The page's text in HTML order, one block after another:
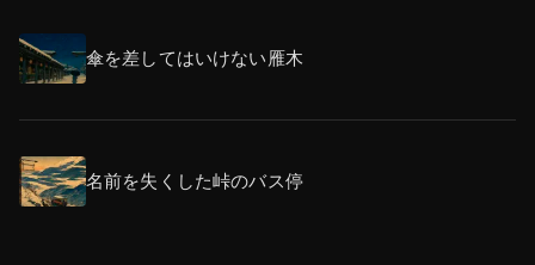
傘を差してはいけない雁木
名前を失くした峠のバス停